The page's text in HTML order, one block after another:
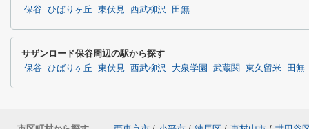
保谷 ひばりヶ丘 東伏見 西武柳沢 田無
サザンロード保谷周辺の駅から探す
保谷 ひばりヶ丘 東伏見 西武柳沢 大泉学園 武蔵関 東久留米 田無